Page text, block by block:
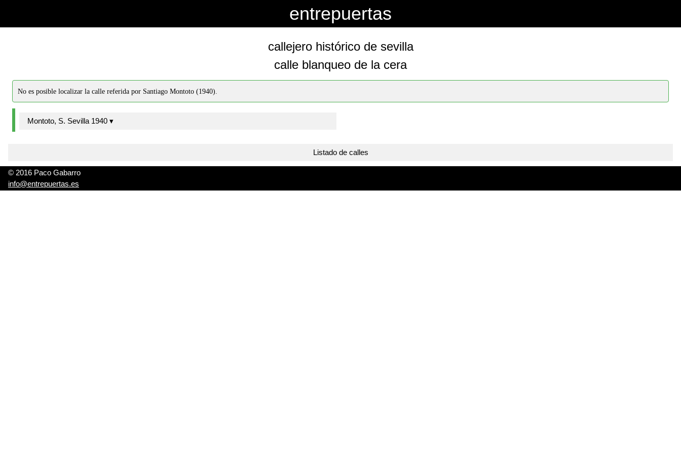
entrepuertas
callejero histórico de sevilla
calle blanqueo de la cera
No es posible localizar la calle referida por Santiago Montoto (1940).
Montoto, S. Sevilla 1940 ▾
Listado de calles
© 2016 Paco Gabarro
info@entrepuertas.es